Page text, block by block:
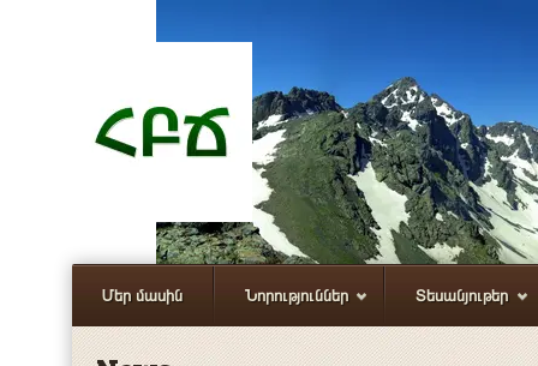
Մեր մասին Նորություններ Տեսանյութեր